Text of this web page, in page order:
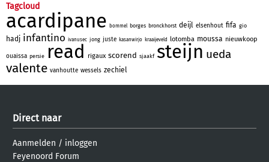
Tagcloud
acardipane bommel borges bronckhorst deijl elsenhout fifa gio
hadj infantino ivanusec jong juste kasanwirjo kraaijeveld lotomba moussa nieuwkoop
ouaissa persie read rigaux scorend sjaakf steijn ueda
valente vanhoutte wessels zechiel
Direct naar
Aanmelden / inloggen
Feyenoord Forum